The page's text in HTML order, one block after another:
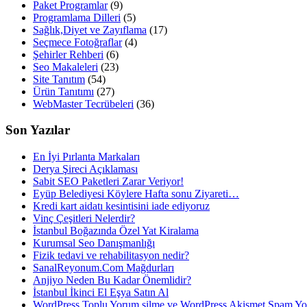
Paket Programlar(9)
Programlama Dilleri (5)
Sağlık,Diyet ve Zayıflama (17)
Seçmece Fotoğraflar(4)
Şehirler Rehberi (6)
Seo Makaleleri (23)
Site Tanıtım (54)
Ürün Tanıtımı (27)
WebMaster Tecrübeleri (36)
Son Yazılar
En İyi Pırlanta Markaları
Derya Şireci Açıklaması
Sabit SEO Paketleri Zarar Veriyor!
Eyüp Belediyesi Köylere Hafta sonu Ziyareti…
Kredi kart aidatı kesintisini iade ediyoruz
Vinç Çeşitleri Nelerdir?
İstanbul Boğazında Özel Yat Kiralama
Kurumsal Seo Danışmanlığı
Fizik tedavi ve rehabilitasyon nedir?
SanalReyonum.Com Mağdurları
Anjiyo Neden Bu Kadar Önemlidir?
İstanbul İkinci El Eşya Satın Al
WordPress Toplu Yorum silme ve WordPress Akismet Spam